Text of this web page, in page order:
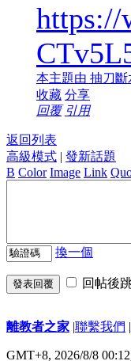
https://
本主題由 抽刀斷
收藏 分享
回覆 引用
返回列表
高級模式 | 發新話題
B Color Image Link
換一個
發表回覆 回帖後
離教者之家 |聯繫我們 |
GMT+8, 2026/8/8